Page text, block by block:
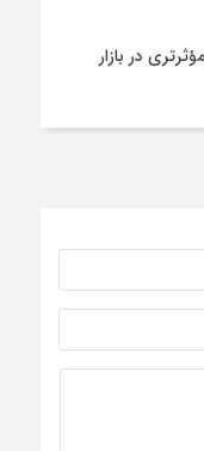
در بازار